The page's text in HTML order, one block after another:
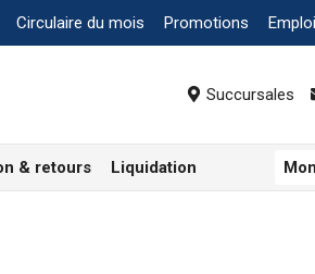
Circulaire du mois Promotions
Succursales
& retours Liquidation